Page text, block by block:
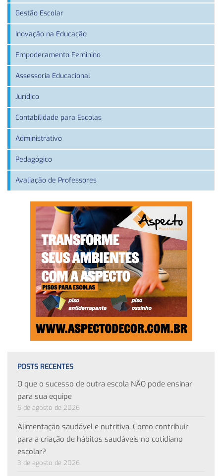
Gestão Escolar
Inovação na Educação
Empoderamento Feminino
Assessoria Educacional
Jurídico
Contabilidade para Escolas
Administrativo
Pedagógico
Avaliação de Professores
POSTS RECENTES
O que o sucesso de outra escola NÃO pode ensinar
para sua equipe
5 de agosto de 2026
Alimentação saudável e nutritiva: Como contribuir
para a criação de hábitos saudáveis no cotidiano
escolar?
3 de agosto de 2026